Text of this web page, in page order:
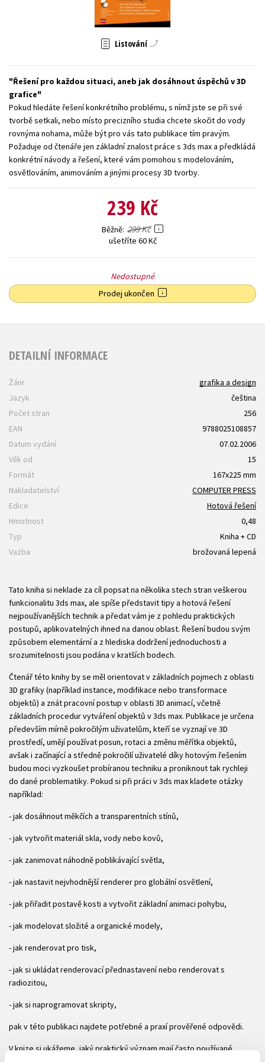
Zahraniční literatura
Všechny tituly
Listování
Řešení pro každou situaci, aneb jak dosáhnout úspěchů v 3D
grafice
Pokud hledáte řešení konkrétního problému, s nímž jste se při své
tvorbě setkali, nebo místo precizního studia chcete skočit do vody
rovnýma nohama, může být pro vás tato publikace tím pravým.
Požaduje od čtenáře jen základní znalost práce s 3ds max a předkládá
konkrétní návody a řešení, které vám pomohou s modelováním,
osvětlováním, animováním a jinými procesy 3D tvorby.
239 Kč
Běžně 299 Kč
ušetříte 60 Kč
Nedostupné
Prodej ukončen
DETAILNÍ INFORMACE
Žánr
grafika a design
Jazyk
čeština
Počet stran
256
EAN
9788025108857
Datum vydání
07.02.2006
Věk od
15
Formát
167x225 mm
Nakladatelství
COMPUTER PRESS
Edice
Hotová řešení
Hmotnost
0,48
Typ
Kniha + CD
Vazba
brožovaná lepená
Tato kniha si neklade za cíl popsat na několika stech stran veškerou
funkcionalitu 3ds max, ale spíše představit tipy a hotová řešení
nejpoužívanějších technik a předat vám je z pohledu praktických
postupů, aplikovatelných ihned na danou oblast. Řešení budou svým
způsobem elementární a z hlediska dodržení jednoduchosti a
srozumitelnosti jsou podána v kratších bodech.
Čtenář této knihy by se měl orientovat v základních pojmech z oblasti
3D grafiky (například instance, modifikace nebo transformace
objektů) a znát pracovní postup v oblasti 3D animací, včetně
základních procedur vytváření objektů v 3ds max. Publikace je určena
především mírně pokročilým uživatelům, kteří se vyznají ve 3D
prostředí, umějí používat posun, rotaci a změnu měřítka objektů,
avšak i začínající a středně pokročilí uživatelé díky hotovým řešením
budou moci vyzkoušet probíranou techniku a proniknout tak rychleji
do dané problematiky. Pokud si při práci v 3ds max kladete otázky
například:
- jak dosáhnout měkčích a transparentních stínů,
- jak vytvořit materiál skla, vody nebo kovů,
- jak zanimovat náhodně poblikávající světla,
- jak nastavit nejvhodnější renderer pro globální osvětlení,
- jak přiřadit postavě kosti a vytvořit základní animaci pohybu,
- jak modelovat složité a organické modely,
- jak renderovat pro tisk,
- jak si ukládat renderovací přednastavení nebo renderovat s
radiozitou,
- jak si naprogramovat skripty,
pak v této publikaci najdete potřebné a praxí prověřené odpovědi.
V knize si ukážeme, jaký praktický význam mají často používané